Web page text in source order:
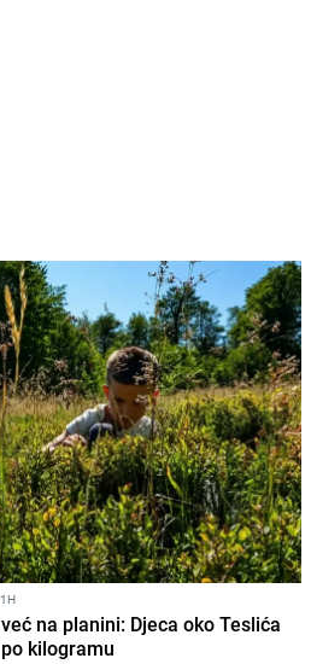
na planini: Djeca oko Teslića
kilogramu